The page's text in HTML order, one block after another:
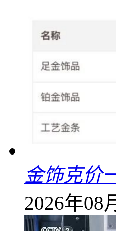
金饰克价
2026年08